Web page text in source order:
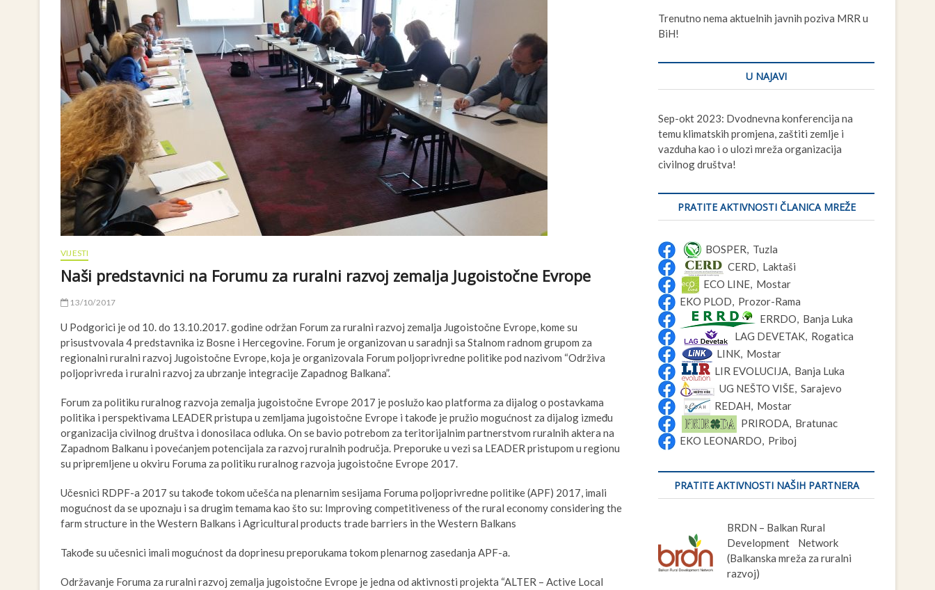
t
VIJESTI
Naši predstavnici na Forumu za ruralni razvoj zemalja Jugoistočne Evrope
13/10/2017
U Podgorici je od 10. do 13.10.2017. godine održan Forum za ruralni razvoj zemalja Jugoistočne Evrope, kome su
prisustvovala 4 predstavnika iz Bosne i Hercegovine. Forum je organizovan u saradnji sa Stalnom radnom grupom za
regionalni ruralni razvoj Jugoistočne Evrope, koja je organizovala Forum poljoprivredne politike pod nazivom “Održiva
poljoprivreda i ruralni razvoj za ubrzanje integracije Zapadnog Balkana”.
Forum za politiku ruralnog razvoja zemalja jugoistočne Evrope 2017 je poslužo kao platforma za dijalog o postavkama
politika i perspektivama LEADER pristupa u zemljama jugoistočne Evrope i takođe je pružio mogućnost za dijalog između
organizacija civilnog društva i donosilaca odluka. On se bavio potrebom za teritorijalnim partnerstvom ruralnih aktera na
Zapadnom Balkanu i povećanjem potencijala za razvoj ruralnih područja. Preporuke u vezi sa LEADER pristupom u regionu
su pripremljene u okviru Foruma za politiku ruralnog razvoja jugoistočne Evrope 2017.
Učesnici RDPF-a 2017 su takođe tokom učešća na plenarnim sesijama Foruma poljoprivredne politike (APF) 2017, imali
mogućnost da se upoznaju i sa drugim temama kao što su: Improving competitiveness of the rural economy considering the
farm structure in the Western Balkans i Agricultural products trade barriers in the Western Balkans
Takođe su učesnici imali mogućnost da doprinesu preporukama tokom plenarnog zasedanja APF-a.
Održavanje Foruma za ruralni razvoj zemalja jugoistočne Evrope je jedna od aktivnosti projekta “ALTER – Active Local
Trenutno nema aktuelnih javnih poziva MRR u
BiH!
U NAJAVI
Sep-okt 2023: Dvodnevna konferencija na
temu klimatskih promjena, zaštiti zemlje i
vazduha kao i o ulozi mreža organizacija
civilnog društva!
PRATITE AKTIVNOSTI ČLANICA MREŽE
BOSPER, Tuzla
CERD, Laktaši
ECO LINE, Mostar
EKO PLOD, Prozor-Rama
ERRDO, Banja Luka
LAG DEVETAK, Rogatica
LINK, Mostar
LIR EVOLUCIJA, Banja Luka
UG NEŠTO VIŠE, Sarajevo
REDAH, Mostar
PRIRODA, Bratunac
EKO LEONARDO, Priboj
PRATITE AKTIVNOSTI NAŠIH PARTNERA
BRDN – Balkan Rural
Development Network
(Balkanska mreža za ruralni
razvoj)